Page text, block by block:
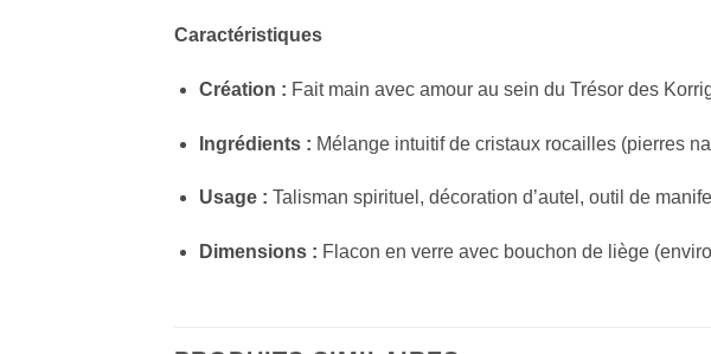
Caractéristiques
Création : Fait main avec amour au sein du Trésor des
Ingrédients : Mélange intuitif de cristaux rocailles (pierres
Usage : Talisman spirituel, décoration d’autel, outil de
Dimensions : Flacon en verre avec bouchon de liège